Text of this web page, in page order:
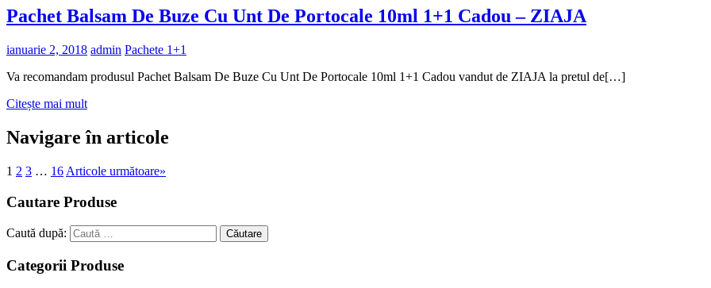
Pachet Balsam De Buze Cu Unt De Portocale 10ml 1+1 Cadou – ZIAJA
ianuarie 2, 2018 admin Pachete 1+1
Va recomandam produsul Pachet Balsam De Buze Cu Unt De Portocale 10ml 1+1 Cadou vandut de ZIAJA la pretul de[…]
Citește mai mult
Navigare în articole
1 2 3 … 16 Articole următoare»
Cautare Produse
Caută după: Căutare
Categorii Produse